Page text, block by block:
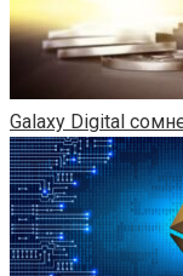
Galaxy Digital